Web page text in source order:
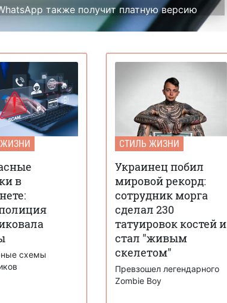
также получит платную версию
в
схемы
СТИЛЬ ЖИЗНИ
Украинец побил
мировой рекорд:
сотрудник морга
сделал 230
татуировок костей и
стал "живым
скелетом"
Превзошел легендарного
Zombie Boy